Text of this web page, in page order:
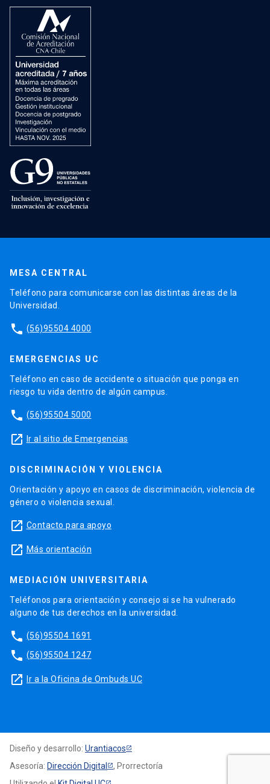
MESA CENTRAL
Teléfono para comunicarse con las distintas áreas de la
Universidad.
phone (56)95504 4000
EMERGENCIAS UC
Teléfono en caso de accidente o situación que ponga en
riesgo tu vida dentro de algún campus.
phone (56)95504 5000
launch Ir al sitio de Emergencias
DISCRIMINACIÓN Y VIOLENCIA
Orientación y apoyo en casos de discriminación, violencia de
género o violencia sexual.
launch Contacto para apoyo
launch Más orientación
MEDIACIÓN UNIVERSITARIA
Teléfonos para orientación y consejo si se ha vulnerado
alguno de tus derechos en la universidad.
phone (56)95504 1691
phone (56)95504 1247
launch Ir a la Oficina de Ombuds UC
Diseño y desarrollo: Urantiacos
Asesoría: Dirección Digital
, Prorrectoría